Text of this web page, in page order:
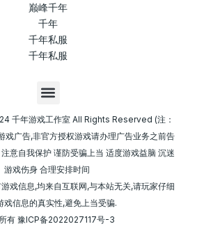
巅峰千年
千年
千年私服
千年私服
M
e
n
u
千年游戏工作室 All Rights Reserved (注：
戏广告,非官方授权游戏请办理广告业务之前告
意自我保护 谨防受骗上当 适度游戏益脑 沉迷
游戏伤身 合理安排时间
戏信息,均来自互联网,与本站无关,请玩家仔细
戏信息的真实性,避免上当受骗.
有 豫ICP备2022027117号-3